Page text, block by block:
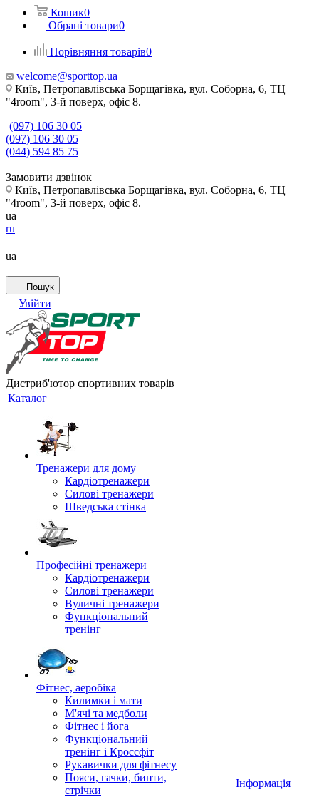
Кошик0
Обрані товари0
Порівняння товарів0
welcome@sporttop.ua
Київ, Петропавлівська Борщагівка, вул. Соборна, 6, ТЦ
"4room", 3-й поверх, офіс 8.
(097) 106 30 05
(097) 106 30 05
(044) 594 85 75
Замовити дзвінок
Київ, Петропавлівська Борщагівка, вул. Соборна, 6, ТЦ
"4room", 3-й поверх, офіс 8.
ua
ru
ua
Пошук
Увійти
Дистриб'ютор спортивних товарів
Каталог
Тренажери для дому
Кардіотренажери
Силові тренажери
Шведська стінка
Професійні тренажери
Кардіотренажери
Силові тренажери
Вуличні тренажери
Функціональний
тренінг
Фітнес, аеробіка
Килимки і мати
М'ячі та медболи
Фітнес і йога
Функціональний
тренінг і Кроссфіт
Рукавички для фітнесу
Пояси, гачки, бинти,
стрічки
Інформація